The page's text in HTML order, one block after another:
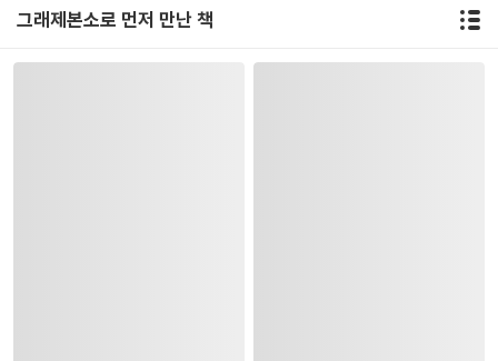
그래제본소로 먼저 만난 책